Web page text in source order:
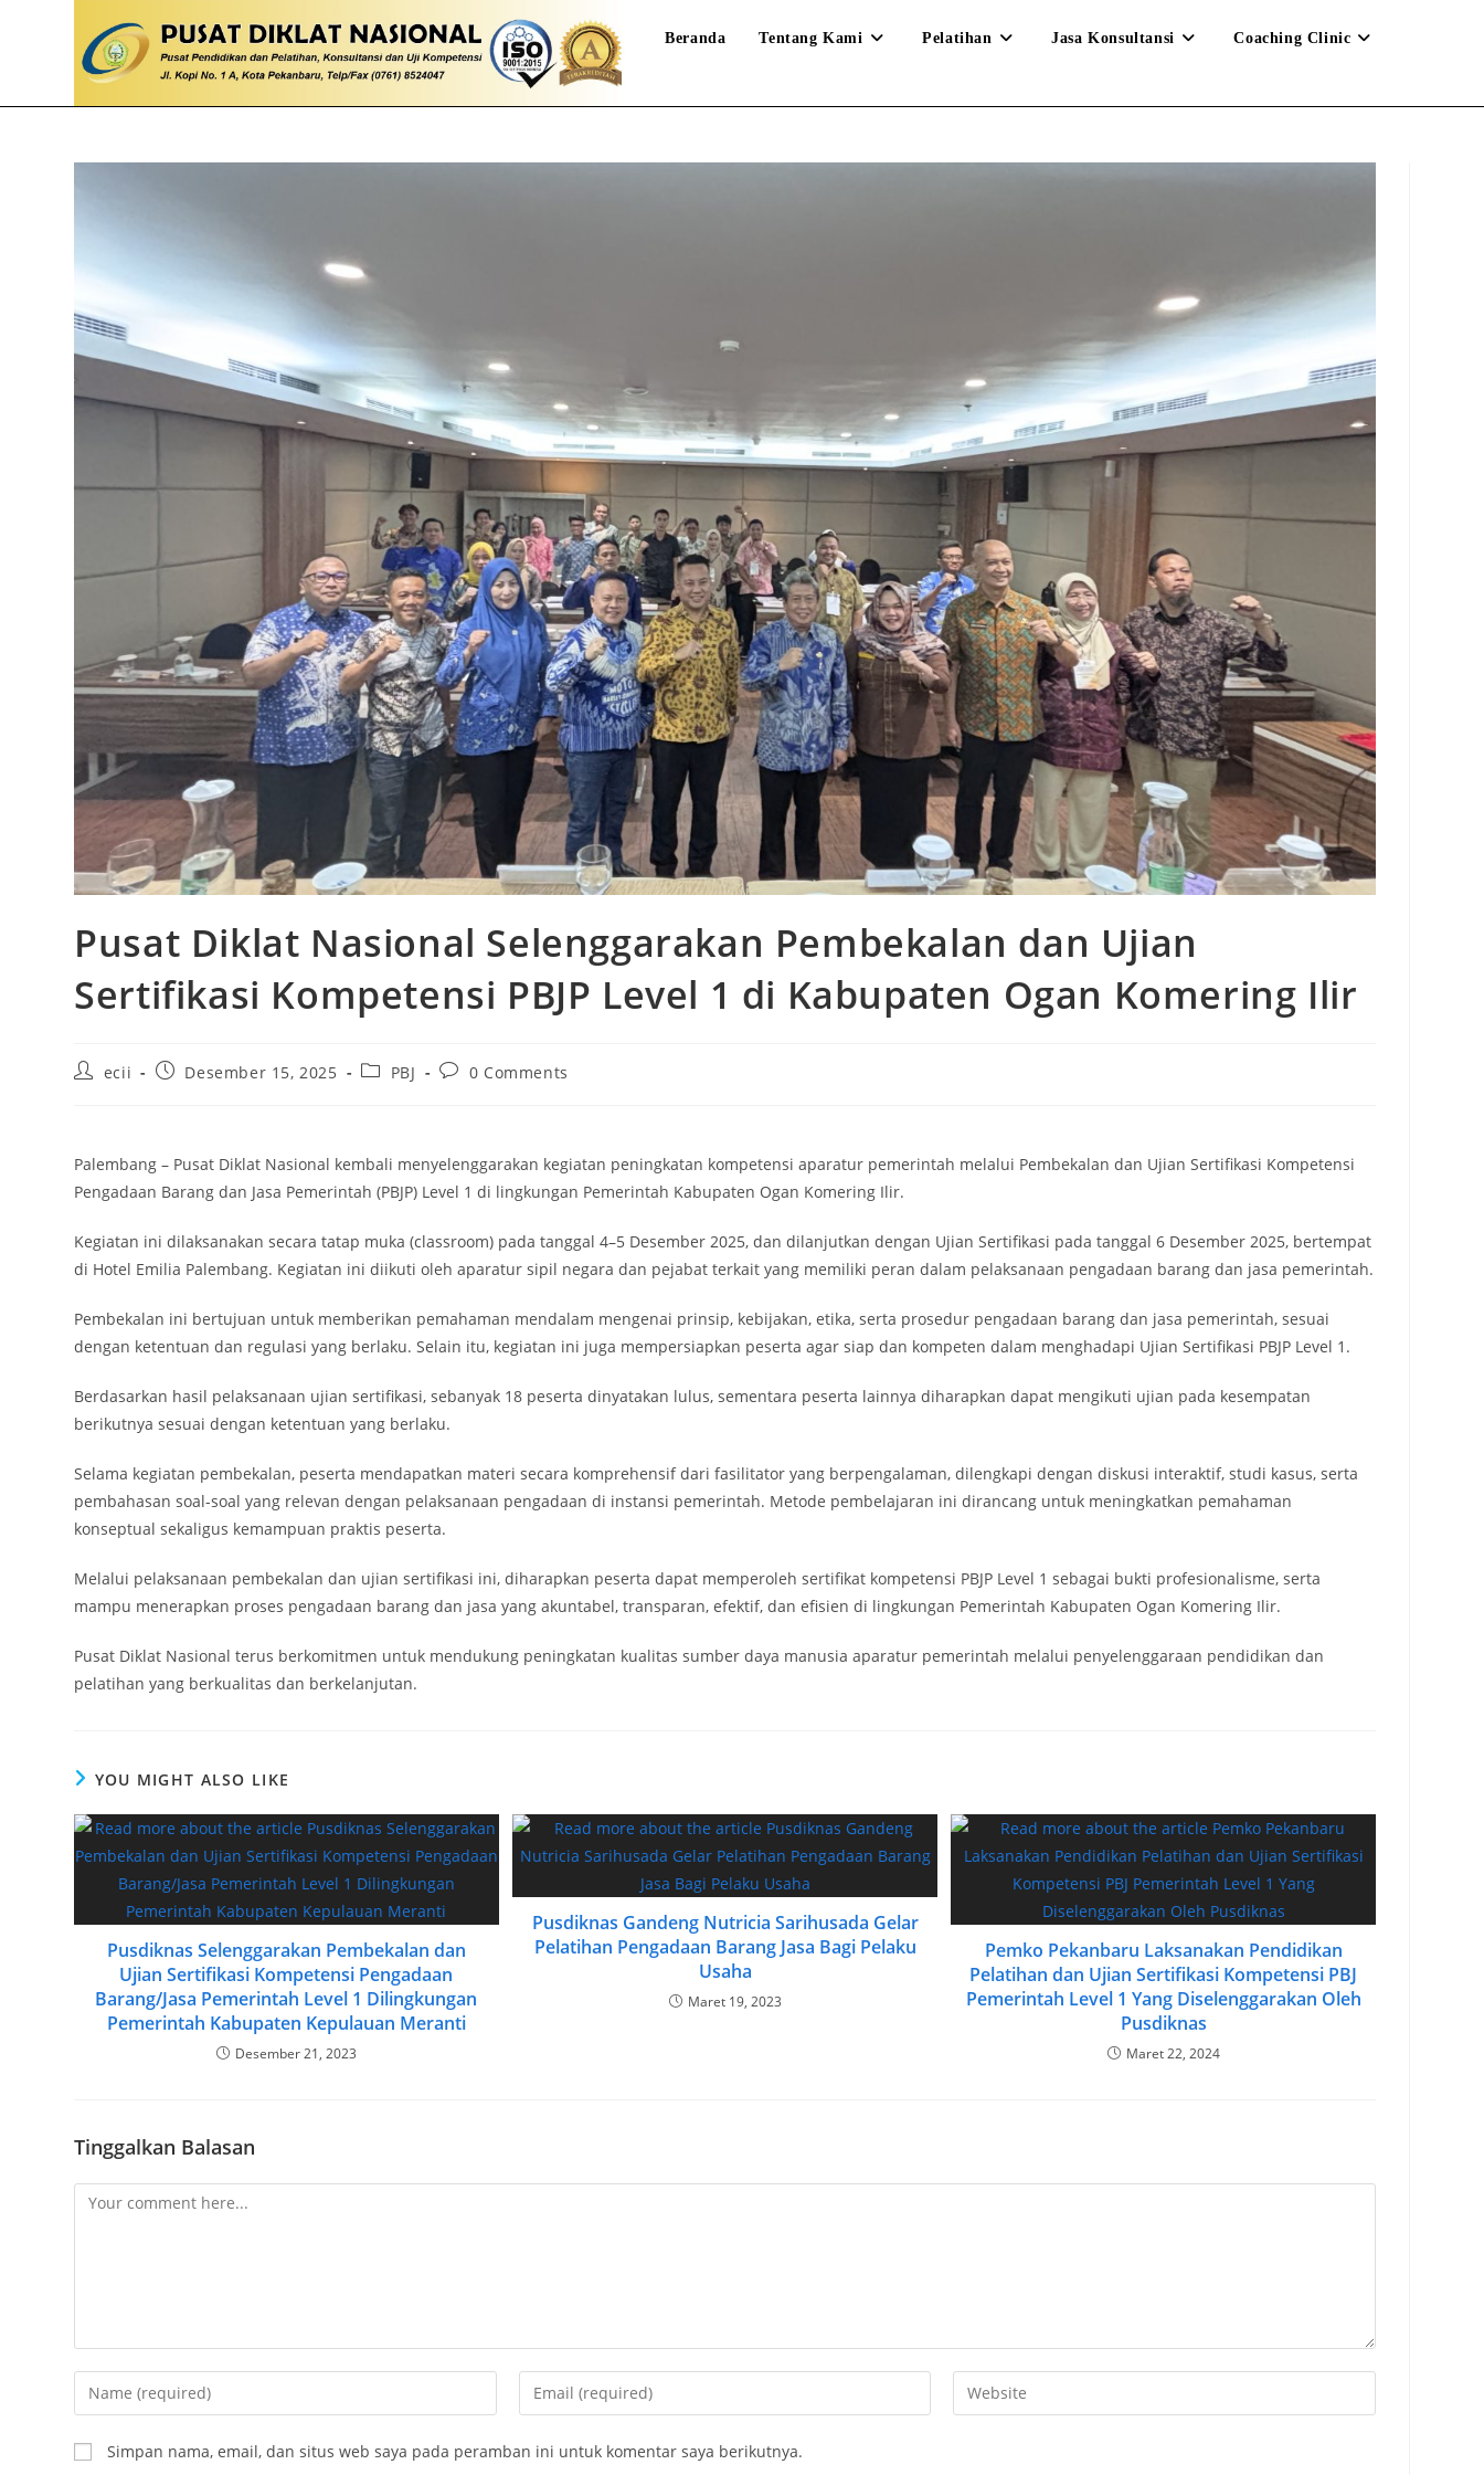
Beranda Tentang Kami Pelatihan Jasa Konsultansi Coaching Clinic
Pusat Diklat Nasional Selenggarakan Pembekalan dan Ujian
Sertifikasi Kompetensi PBJP Level 1 di Kabupaten Ogan Komering Ilir
ecii Desember 15, 2025 PBJ 0 Comments
Palembang – Pusat Diklat Nasional kembali menyelenggarakan kegiatan peningkatan kompetensi aparatur pemerintah melalui Pembekalan dan Ujian Sertifikasi Kompetensi
Pengadaan Barang dan Jasa Pemerintah (PBJP) Level 1 di lingkungan Pemerintah Kabupaten Ogan Komering Ilir.
Kegiatan ini dilaksanakan secara tatap muka (classroom) pada tanggal 4–5 Desember 2025, dan dilanjutkan dengan Ujian Sertifikasi pada tanggal 6 Desember 2025, bertempat
di Hotel Emilia Palembang. Kegiatan ini diikuti oleh aparatur sipil negara dan pejabat terkait yang memiliki peran dalam pelaksanaan pengadaan barang dan jasa pemerintah.
Pembekalan ini bertujuan untuk memberikan pemahaman mendalam mengenai prinsip, kebijakan, etika, serta prosedur pengadaan barang dan jasa pemerintah, sesuai
dengan ketentuan dan regulasi yang berlaku. Selain itu, kegiatan ini juga mempersiapkan peserta agar siap dan kompeten dalam menghadapi Ujian Sertifikasi PBJP Level 1.
Berdasarkan hasil pelaksanaan ujian sertifikasi, sebanyak 18 peserta dinyatakan lulus, sementara peserta lainnya diharapkan dapat mengikuti ujian pada kesempatan
berikutnya sesuai dengan ketentuan yang berlaku.
Selama kegiatan pembekalan, peserta mendapatkan materi secara komprehensif dari fasilitator yang berpengalaman, dilengkapi dengan diskusi interaktif, studi kasus, serta
pembahasan soal-soal yang relevan dengan pelaksanaan pengadaan di instansi pemerintah. Metode pembelajaran ini dirancang untuk meningkatkan pemahaman
konseptual sekaligus kemampuan praktis peserta.
Melalui pelaksanaan pembekalan dan ujian sertifikasi ini, diharapkan peserta dapat memperoleh sertifikat kompetensi PBJP Level 1 sebagai bukti profesionalisme, serta
mampu menerapkan proses pengadaan barang dan jasa yang akuntabel, transparan, efektif, dan efisien di lingkungan Pemerintah Kabupaten Ogan Komering Ilir.
Pusat Diklat Nasional terus berkomitmen untuk mendukung peningkatan kualitas sumber daya manusia aparatur pemerintah melalui penyelenggaraan pendidikan dan
pelatihan yang berkualitas dan berkelanjutan.
YOU MIGHT ALSO LIKE
Pusdiknas Selenggarakan Pembekalan dan
Ujian Sertifikasi Kompetensi Pengadaan
Barang/Jasa Pemerintah Level 1 Dilingkungan
Pemerintah Kabupaten Kepulauan Meranti
Desember 21, 2023
Pusdiknas Gandeng Nutricia Sarihusada Gelar
Pelatihan Pengadaan Barang Jasa Bagi Pelaku
Usaha
Maret 19, 2023
Pemko Pekanbaru Laksanakan Pendidikan
Pelatihan dan Ujian Sertifikasi Kompetensi PBJ
Pemerintah Level 1 Yang Diselenggarakan Oleh
Pusdiknas
Maret 22, 2024
Tinggalkan Balasan
Simpan nama, email, dan situs web saya pada peramban ini untuk komentar saya berikutnya.